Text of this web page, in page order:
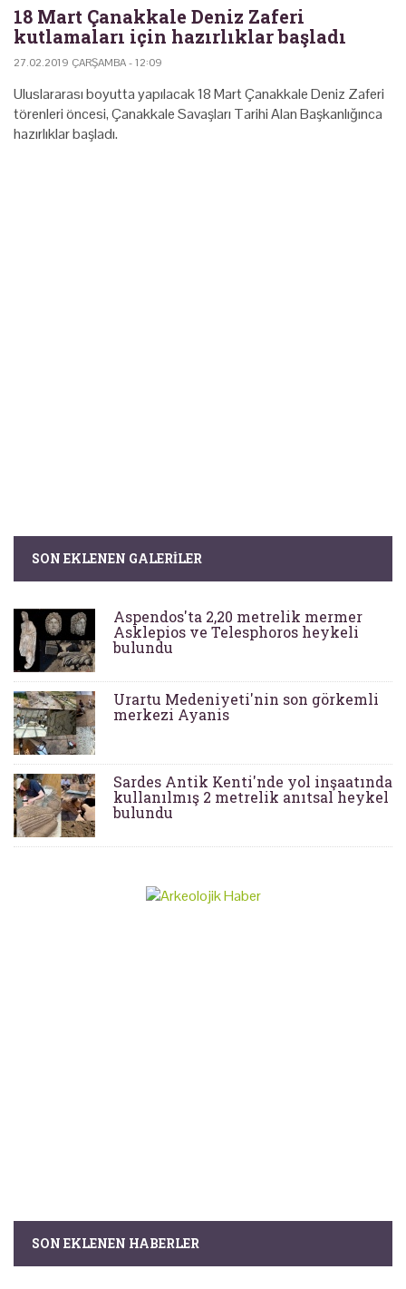
18 Mart Çanakkale Deniz Zaferi
kutlamaları için hazırlıklar başladı
27.02.2019 ÇARŞAMBA - 12:09
Uluslararası boyutta yapılacak 18 Mart Çanakkale Deniz Zaferi
törenleri öncesi, Çanakkale Savaşları Tarihi Alan Başkanlığınca
hazırlıklar başladı.
SON EKLENEN GALERILER
Aspendos'ta 2,20 metrelik mermer
Asklepios ve Telesphoros heykeli
bulundu
Urartu Medeniyeti'nin son görkemli
merkezi Ayanis
Sardes Antik Kenti'nde yol inşaatında
kullanılmış 2 metrelik anıtsal heykel
bulundu
SON EKLENEN HABERLER